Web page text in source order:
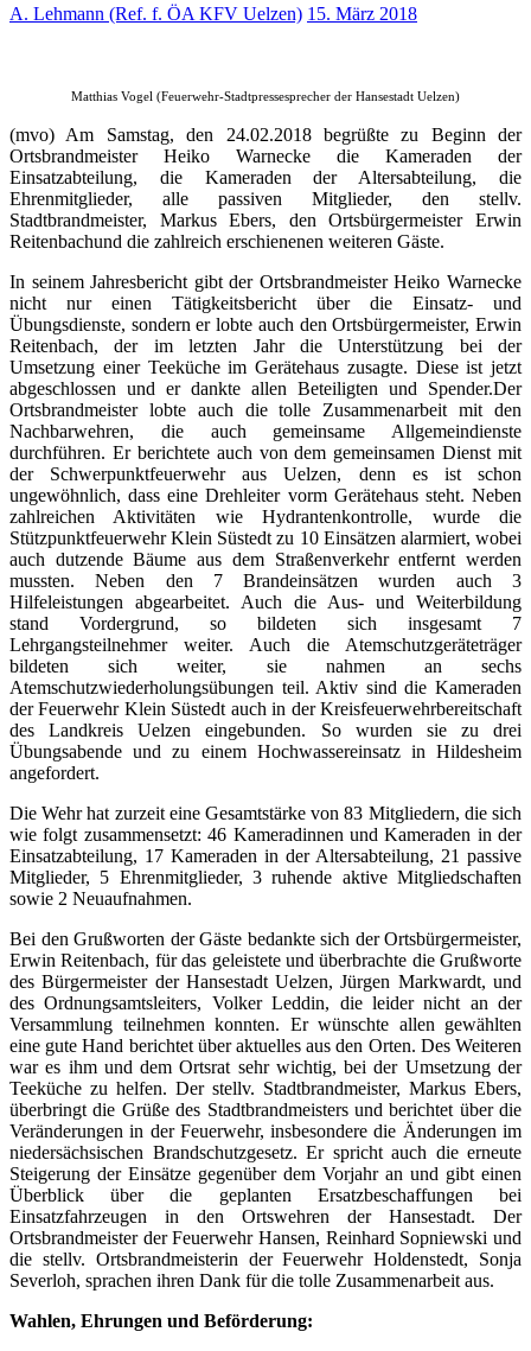
A. Lehmann (Ref. f. ÖA KFV Uelzen) 15. März 2018
Matthias Vogel (Feuerwehr-Stadtpressesprecher der Hansestadt Uelzen)
(mvo) Am Samstag, den 24.02.2018 begrüßte zu Beginn der
Ortsbrandmeister Heiko Warnecke die Kameraden der
Einsatzabteilung, die Kameraden der Altersabteilung, die
Ehrenmitglieder, alle passiven Mitglieder, den stellv.
Stadtbrandmeister, Markus Ebers, den Ortsbürgermeister Erwin
Reitenbachund die zahlreich erschienenen weiteren Gäste.
In seinem Jahresbericht gibt der Ortsbrandmeister Heiko Warnecke
nicht nur einen Tätigkeitsbericht über die Einsatz- und
Übungsdienste, sondern er lobte auch den Ortsbürgermeister, Erwin
Reitenbach, der im letzten Jahr die Unterstützung bei der
Umsetzung einer Teeküche im Gerätehaus zusagte. Diese ist jetzt
abgeschlossen und er dankte allen Beteiligten und Spender.Der
Ortsbrandmeister lobte auch die tolle Zusammenarbeit mit den
Nachbarwehren, die auch gemeinsame Allgemeindienste
durchführen. Er berichtete auch von dem gemeinsamen Dienst mit
der Schwerpunktfeuerwehr aus Uelzen, denn es ist schon
ungewöhnlich, dass eine Drehleiter vorm Gerätehaus steht. Neben
zahlreichen Aktivitäten wie Hydrantenkontrolle, wurde die
Stützpunktfeuerwehr Klein Süstedt zu 10 Einsätzen alarmiert, wobei
auch dutzende Bäume aus dem Straßenverkehr entfernt werden
mussten. Neben den 7 Brandeinsätzen wurden auch 3
Hilfeleistungen abgearbeitet. Auch die Aus- und Weiterbildung
stand Vordergrund, so bildeten sich insgesamt 7
Lehrgangsteilnehmer weiter. Auch die Atemschutzgeräteträger
bildeten sich weiter, sie nahmen an sechs
Atemschutzwiederholungsübungen teil. Aktiv sind die Kameraden
der Feuerwehr Klein Süstedt auch in der Kreisfeuerwehrbereitschaft
des Landkreis Uelzen eingebunden. So wurden sie zu drei
Übungsabende und zu einem Hochwassereinsatz in Hildesheim
angefordert.
Die Wehr hat zurzeit eine Gesamtstärke von 83 Mitgliedern, die sich
wie folgt zusammensetzt: 46 Kameradinnen und Kameraden in der
Einsatzabteilung, 17 Kameraden in der Altersabteilung, 21 passive
Mitglieder, 5 Ehrenmitglieder, 3 ruhende aktive Mitgliedschaften
sowie 2 Neuaufnahmen.
Bei den Grußworten der Gäste bedankte sich der Ortsbürgermeister,
Erwin Reitenbach, für das geleistete und überbrachte die Grußworte
des Bürgermeister der Hansestadt Uelzen, Jürgen Markwardt, und
des Ordnungsamtsleiters, Volker Leddin, die leider nicht an der
Versammlung teilnehmen konnten. Er wünschte allen gewählten
eine gute Hand berichtet über aktuelles aus den Orten. Des Weiteren
war es ihm und dem Ortsrat sehr wichtig, bei der Umsetzung der
Teeküche zu helfen. Der stellv. Stadtbrandmeister, Markus Ebers,
überbringt die Grüße des Stadtbrandmeisters und berichtet über die
Veränderungen in der Feuerwehr, insbesondere die Änderungen im
niedersächsischen Brandschutzgesetz. Er spricht auch die erneute
Steigerung der Einsätze gegenüber dem Vorjahr an und gibt einen
Überblick über die geplanten Ersatzbeschaffungen bei
Einsatzfahrzeugen in den Ortswehren der Hansestadt. Der
Ortsbrandmeister der Feuerwehr Hansen, Reinhard Sopniewski und
die stellv. Ortsbrandmeisterin der Feuerwehr Holdenstedt, Sonja
Severloh, sprachen ihren Dank für die tolle Zusammenarbeit aus.
Wahlen, Ehrungen und Beförderung: